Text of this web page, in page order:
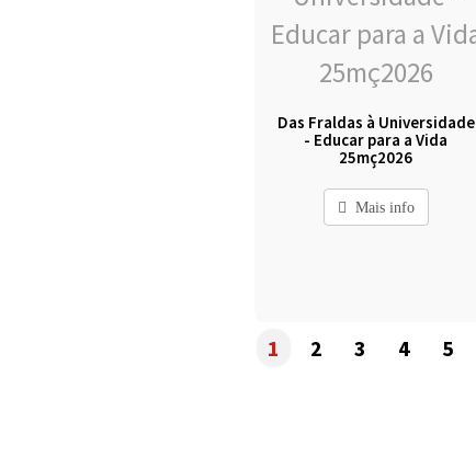
Das Fraldas à Universidade
- Educar para a Vida
25mç2026
Mais info
1 2 3 4 5